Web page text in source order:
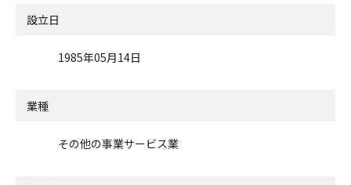
設立日
1985年05月14日
業種
その他の事業サービス業